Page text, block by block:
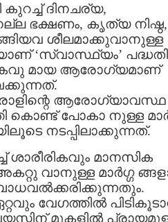
ദിനചര്യ,
ഭക്ഷണം, കൃത്യ നിഷ്ഠ,
ശീലമാക്കുവാനുള്ള
‘സ്വാസ്ഥ്യം’
മായ ആരോഗ്യമാണ്
ആരോഗ്യാവസ്ഥ
കൊണ്ട് പോകാ നുള്ള
നടപ്പിലാക്കുന്നത്.
ശാരീരികവും മാനസിക
വാനുള്ള മാർഗ്ഗ
വേഗത്തിൽ
മുകളിൽ